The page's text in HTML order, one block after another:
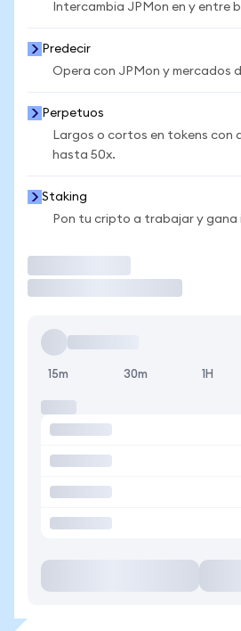
Intercambia JPMon en y entre
Predecir
Opera con JPMon y mercados
Perpetuos
Largos o cortos en tokens con
hasta 50x.
Staking
Pon tu cripto a trabajar y gana
15m 30m 1H